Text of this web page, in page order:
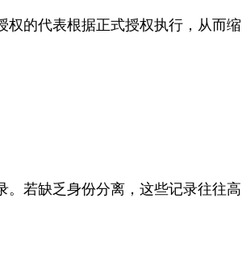
权的代表根据正式授权执行，从而缩
。若缺乏身份分离，这些记录往往高